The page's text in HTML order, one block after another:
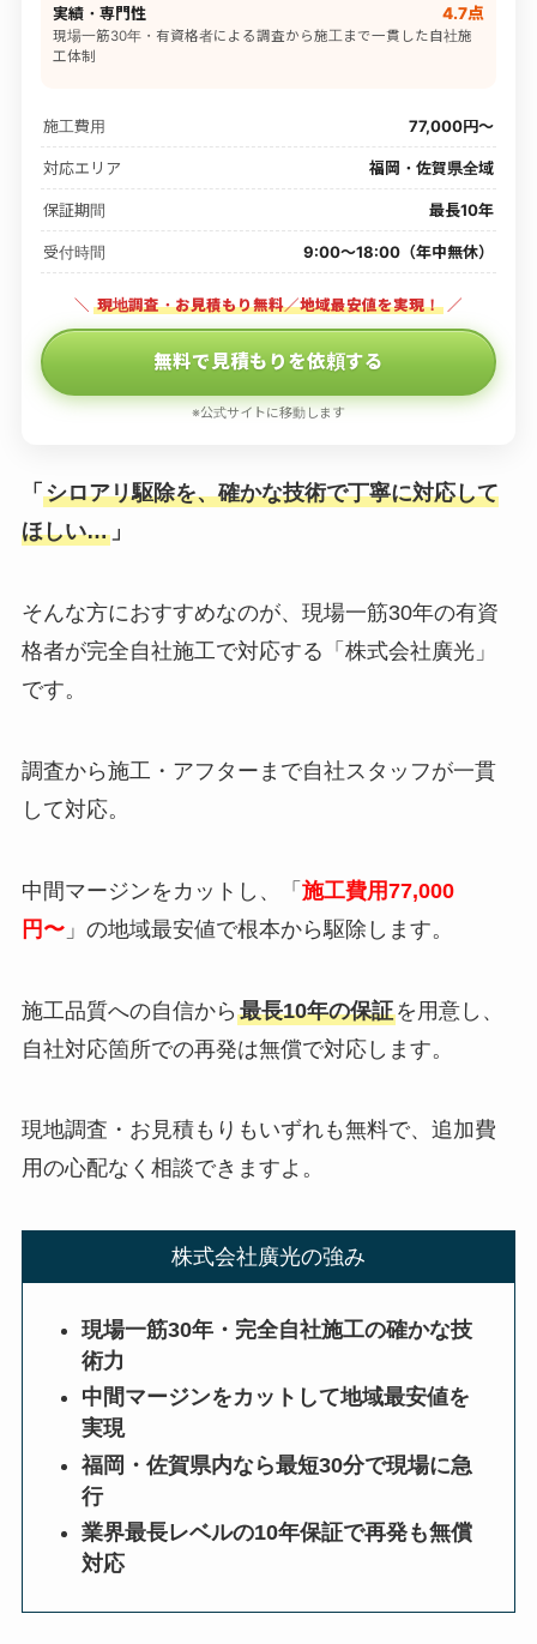
実績・専門性 4.7点
現場一筋30年・有資格者による調査から施工まで一貫した自社施
工体制
施工費用 77,000円〜
対応エリア 福岡・佐賀県全域
保証期間 最長10年
受付時間 9:00〜18:00（年中無休）
＼ 現地調査・お見積もり無料／地域最安値を実現！ ／
無料で見積もりを依頼する
※公式サイトに移動します
「 シロアリ駆除を、確かな技術で丁寧に対応して
ほしい…」
そんな方におすすめなのが、現場一筋30年の有資
格者が完全自社施工で対応する「株式会社廣光」
です。
調査から施工・アフターまで自社スタッフが一貫
して対応。
中間マージンをカットし、「 施工費用77,000
円〜」の地域最安値で根本から駆除します。
施工品質への自信から 最長10年の保証を用意し、
自社対応箇所での再発は無償で対応します。
現地調査・お見積もりもいずれも無料で、追加費
用の心配なく相談できますよ。
株式会社廣光の強み
現場一筋30年・完全自社施工の確かな技
術力
中間マージンをカットして地域最安値を
実現
福岡・佐賀県内なら最短30分で現場に急
行
業界最長レベルの10年保証で再発も無償
対応